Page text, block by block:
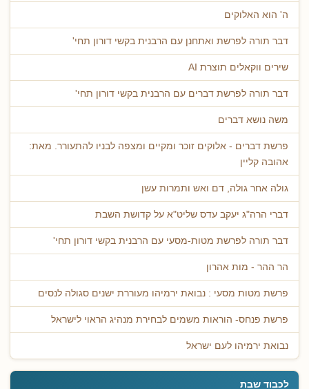
ה' הוא האלוקים
דבר תורה לפרשת ואתחנן עם הרבנית בקשי דורון תחי'
שירים ווקאלים תוצרת AI
דבר תורה לפרשת דברים עם הרבנית בקשי דורון תחי'
משה נושא דברים
פרשת דברים - אלוקים זוכר ומקיים ומצפה לבניו להתעורר. מאת:
אהובה קליין
גולה אחר גולה, דם ואש ותמרות עשן
דברי הרה"ג יעקב עדס שליט"א על קדושת השבת
דבר תורה לפרשת מטות-מסעי עם הרבנית בקשי דורון תחי'
הר ההר - מות אהרון
פרשת מטות מסעי : נבואת ירמיהו מעוררת ישנים סגולה לנסים
פרשת פנחס- הוראות משמים לבחירת מנהיג הראוי לישראל
נבואת ירמיהו לעם ישראל
לכבוד שבת